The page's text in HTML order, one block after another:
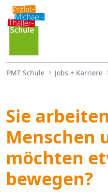
Skip to Main Content
PMT Schule Jobs + Karriere
Sie
Menschen
möchten
bewegen?